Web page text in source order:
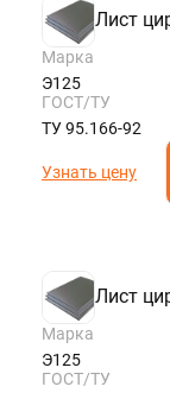
Лист
Марка
Э125
ГОСТ/ТУ
ТУ 95.166-92
Узнать цену
Лист
Марка
Э125
ГОСТ/ТУ